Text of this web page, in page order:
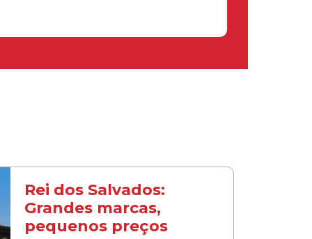
Rei dos Salvados:
Grandes marcas,
pequenos preços